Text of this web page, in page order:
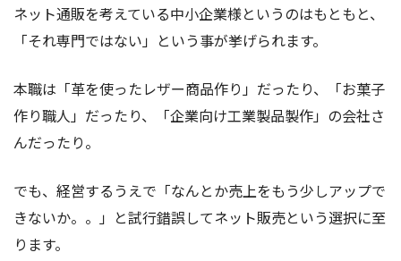
ネット通販を考えている中小企業様というのはもともと、
「それ専門ではない」という事が挙げられます。
本職は「革を使ったレザー商品作り」だったり、「お菓子
作り職人」だったり、「企業向け工業製品製作」の会社さ
んだったり。
でも、経営するうえで「なんとか売上をもう少しアップで
きないか。。」と試行錯誤してネット販売という選択に至
ります。